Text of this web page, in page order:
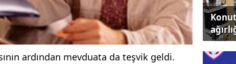
ardından mevduata da teşvik geldi.